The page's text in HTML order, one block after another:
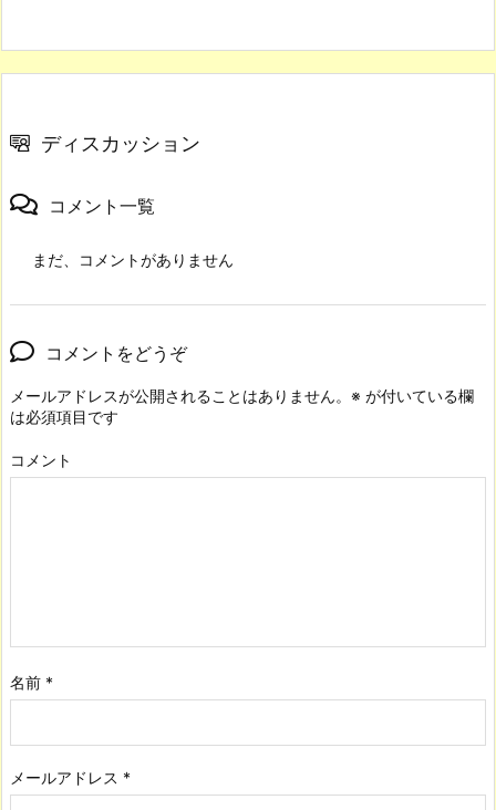
ディスカッション
コメント一覧
まだ、コメントがありません
コメントをどうぞ
メールアドレスが公開されることはありません。 ※ が付いている欄
は必須項目です
コメント
名前 *
メールアドレス *